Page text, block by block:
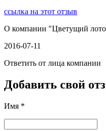
ссылка на этот отзыв
О компании "Цветущий
2016-07-11
Ответить от лица компании
Добавить свой
Имя *